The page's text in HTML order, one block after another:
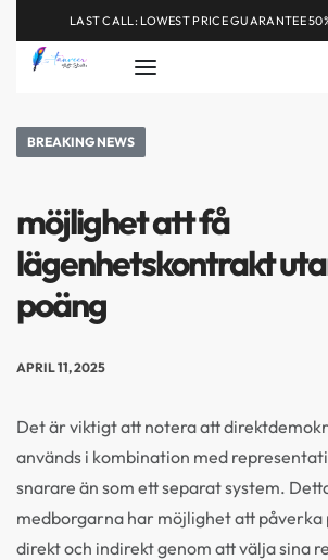
LAST CALL: LOWEST PRICE GUARANTEE
BREAKING NEWS
möjlighet att få
lägenhetskontrakt
poäng
APRIL 11, 2025
Det är viktigt att notera att
används i kombination med
snarare än som ett separat system.
medborgarna har möjlighet att påverka
direkt och indirekt genom att välja sina